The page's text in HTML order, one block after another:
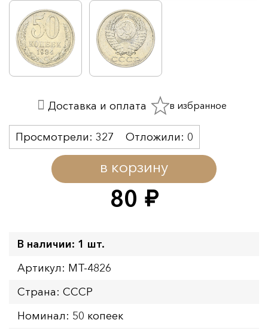
80 руб.
в корзину
Просмотрели: 327 Отложили: 0
Доставка и оплата в избранное
В наличии: 1 шт.
Артикул: MT-4826
Страна: СССР
Номинал: 50 копеек